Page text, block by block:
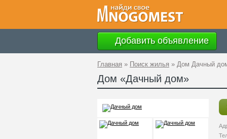
Добавить объявление
Главная » Поиск жилья » Дом Дачный
Дом «Дачный дом»